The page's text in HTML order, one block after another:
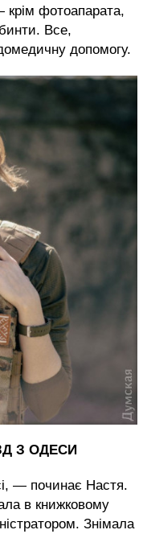
крім фотоапарата,
Все,
допомогу.
З ОДЕСИ
— починає Настя.
в книжковому
Знімала